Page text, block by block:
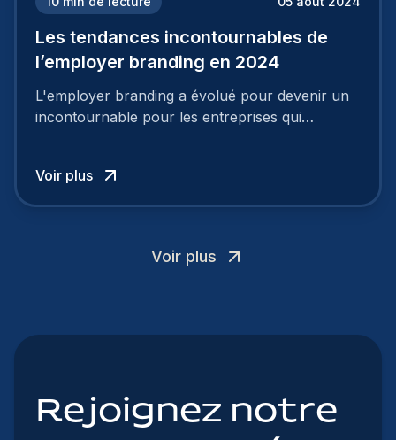
Les tendances incontournables de
l’employer branding en 2024
L'employer branding a évolué pour devenir un
incontournable pour les entreprises qui
Voir plus
Voir plus
Rejoignez notre